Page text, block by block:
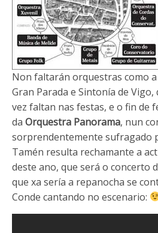
Non faltarán orquestras como a
Gran Parada e Sintonía de
vez faltan nas festas, e o fin de
da Orquestra Panorama, nun
sorprendentemente sufragado
Tamén resulta rechamante a
deste ano, que será o concerto
que xa sería a repanocha se
Conde cantando no escenario: